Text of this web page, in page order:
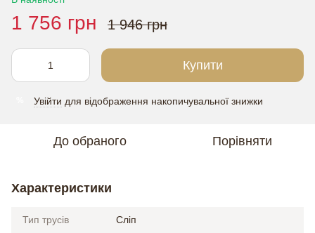
1 756 грн 1 946 грн
Купити
Увійти для відображення накопичувальної знижки
До обраного Порівняти
Характеристики
Тип трусів Сліп